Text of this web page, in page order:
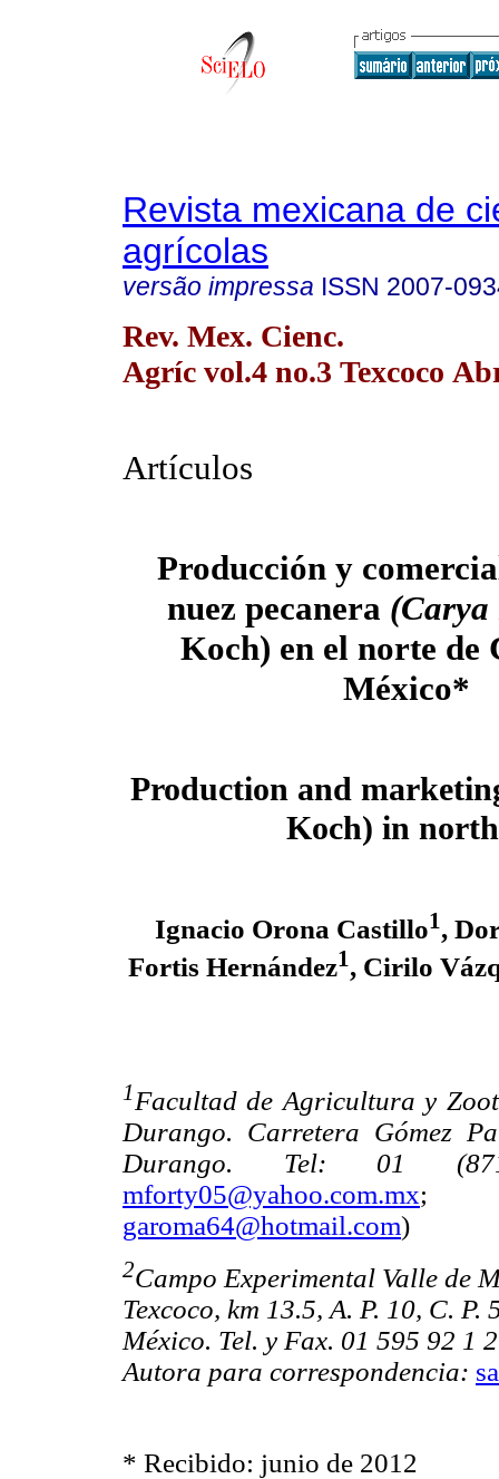
Revista mexicana de
agrícolas
versão impressa ISSN 2007-
Rev. Mex. Cienc.
Agríc vol.4 no.3 Texcoco
Artículos
Producción y
nuez pecanera
Koch) en el norte de
México*
Production and
Koch) in
Ignacio Orona Castillo1,
Fortis Hernández1, Cirilo
1Facultad de Agricultura y
Durango. Carretera Gómez
Durango. Tel: 01
mforty05@yahoo.com.mx
garoma64@hotmail.com)
2Campo Experimental Valle de
Texcoco, km 13.5, A. P. 10, C.
México. Tel. y Fax. 01 595 92 1
Autora para correspondencia:
* Recibido: junio de 2012